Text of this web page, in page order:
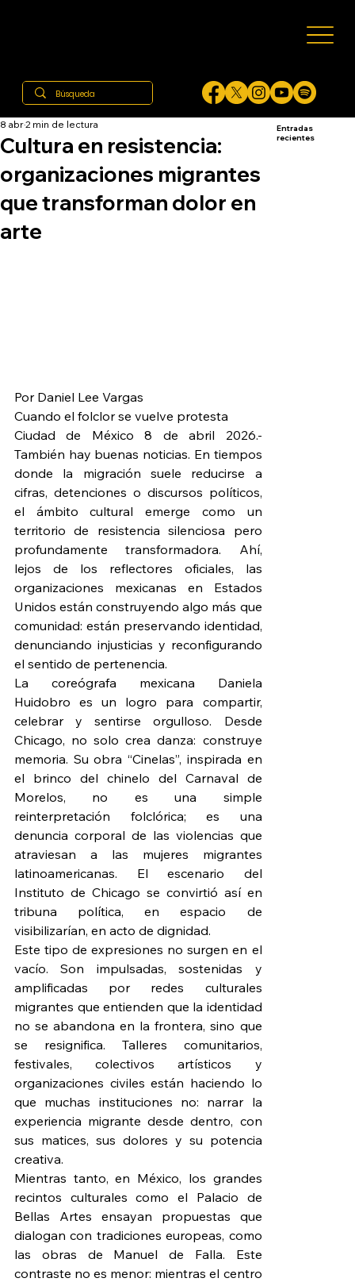
Cultura en resistencia:
organizaciones migrantes
que transforman dolor en
arte
8 abr2 min de lectura
Por Daniel Lee Vargas
Cuando el folclor se vuelve protesta
Ciudad de México 8 de abril 2026.-
También hay buenas noticias. En tiempos
donde la migración suele reducirse a
cifras, detenciones o discursos políticos,
el ámbito cultural emerge como un
territorio de resistencia silenciosa pero
profundamente transformadora. Ahí,
lejos de los reflectores oficiales, las
organizaciones mexicanas en Estados
Unidos están construyendo algo más que
comunidad: están preservando identidad,
denunciando injusticias y reconfigurando
el sentido de pertenencia.
La coreógrafa mexicana Daniela
Huidobro es un logro para compartir,
celebrar y sentirse orgulloso. Desde
Chicago, no solo crea danza: construye
memoria. Su obra “Cinelas”, inspirada en
el brinco del chinelo del Carnaval de
Morelos, no es una simple
reinterpretación folclórica; es una
denuncia corporal de las violencias que
atraviesan a las mujeres migrantes
latinoamericanas. El escenario del
Instituto de Chicago se convirtió así en
tribuna política, en espacio de
visibilizarían, en acto de dignidad.
Este tipo de expresiones no surgen en el
vacío. Son impulsadas, sostenidas y
amplificadas por redes culturales
migrantes que entienden que la identidad
no se abandona en la frontera, sino que
se resignifica. Talleres comunitarios,
festivales, colectivos artísticos y
organizaciones civiles están haciendo lo
que muchas instituciones no: narrar la
experiencia migrante desde dentro, con
sus matices, sus dolores y su potencia
creativa.
Mientras tanto, en México, los grandes
recintos culturales como el Palacio de
Bellas Artes ensayan propuestas que
dialogan con tradiciones europeas, como
las obras de Manuel de Falla. Este
contraste no es menor: mientras el centro
Entradas
recientes